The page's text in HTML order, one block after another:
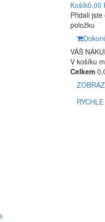
Košík0,00
Přidali
položku
VÁŠ
V košíku
Celkem